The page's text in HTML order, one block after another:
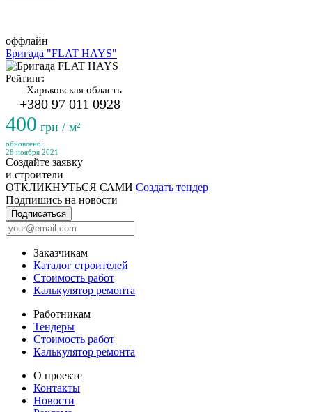
оффлайн
Бригада "FLAT HAYS"
Рейтинг:
Харьковская область
+380 97 011 0928
400 грн / м²
обновлено:
28 ноября 2021
Создайте заявку
и строители
ОТКЛИКНУТЬСЯ САМИ Создать тендер
Подпишись на новости
Подписаться
Заказчикам
Каталог строителей
Стоимость работ
Калькулятор ремонта
Работникам
Тендеры
Стоимость работ
Калькулятор ремонта
О проекте
Контакты
Новости